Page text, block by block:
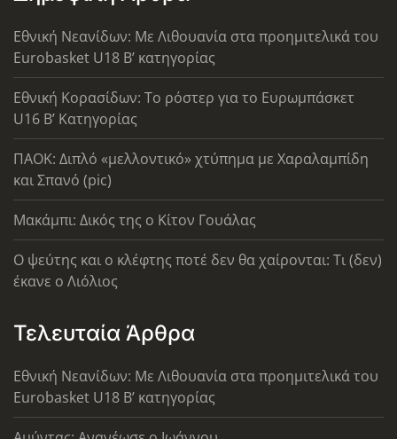
Εθνική Νεανίδων: Με Λιθουανία στα προημιτελικά του
Eurobasket U18 Β’ κατηγορίας
Εθνική Κορασίδων: Το ρόστερ για το Ευρωμπάσκετ
U16 B’ Κατηγορίας
ΠΑΟΚ: Διπλό «μελλοντικό» χτύπημα με Χαραλαμπίδη
και Σπανό (pic)
Μακάμπι: Δικός της ο Κίτον Γουάλας
Ο ψεύτης και ο κλέφτης ποτέ δεν θα χαίρονται: Τι (δεν)
έκανε ο Λιόλιος
Τελευταία Άρθρα
Εθνική Νεανίδων: Με Λιθουανία στα προημιτελικά του
Eurobasket U18 Β’ κατηγορίας